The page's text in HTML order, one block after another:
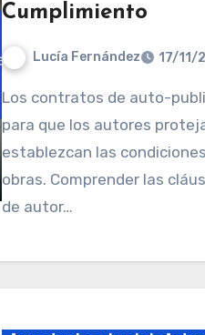
Cumplimiento
Lucía Fernández 17/11/
Los contratos de auto-publicación son esenciales
para que los autores
establezcan las
obras. Comprender las
de autor…